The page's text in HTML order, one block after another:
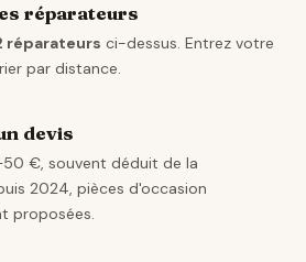
réparateurs
réparateurs ci-dessus. Entrez votre
par distance.
devis
€, souvent déduit de la
2024, pièces d'occasion
proposées.